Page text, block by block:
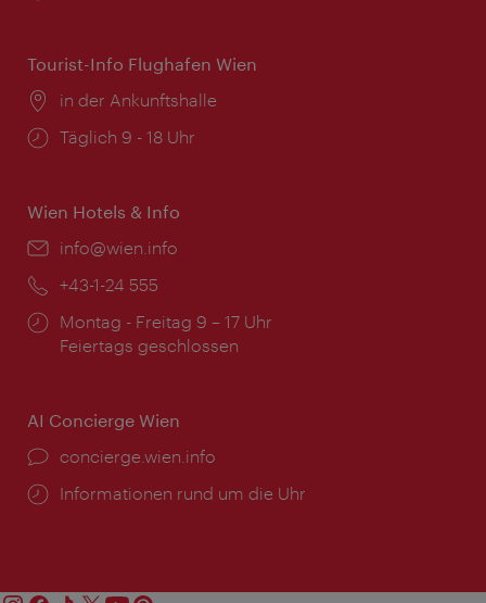
Tourist-Info Flughafen Wien
Ort:
in der Ankunftshalle
Öffnungszeiten:
Täglich 9 - 18 Uhr
Wien Hotels & Info
Email:
info@wien.info
Telefon:
+43-1-24 555
Öffnungszeiten:
Montag - Freitag 9 – 17 Uhr
Feiertags geschlossen
AI Concierge Wien
Ort:
concierge.wien.info
Öffnungszeiten:
Informationen rund um die Uhr